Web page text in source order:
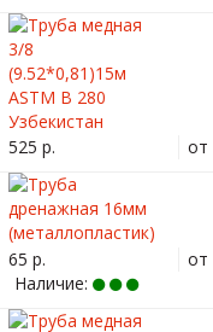
525 р. от
65 р.
от
Наличие: